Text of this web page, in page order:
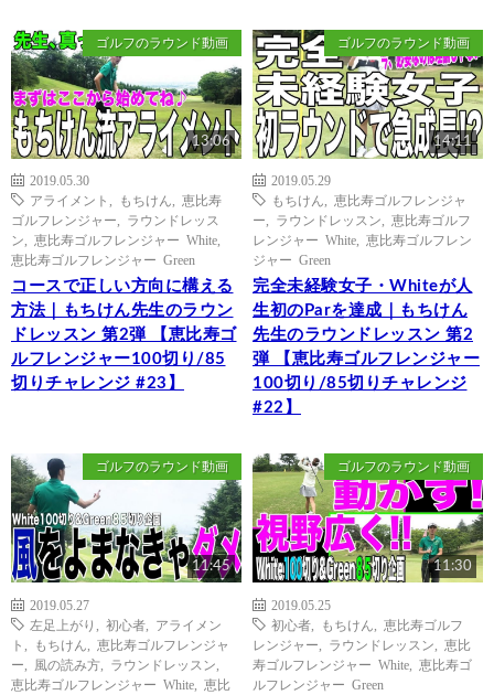
ゴルフのラウンド動画
13:06
2019.05.30
アライメント
もちけん
恵比寿
ゴルフレンジャー
ラウンドレッス
ン
恵比寿ゴルフレンジャー White
恵比寿ゴルフレンジャー Green
コースで正しい方向に構える
方法｜もちけん先生のラウン
ドレッスン 第2弾 【恵比寿ゴ
ルフレンジャー100切り/85
切りチャレンジ #23】
ゴルフのラウンド動画
14:11
2019.05.29
もちけん
恵比寿ゴルフレンジャ
ー
ラウンドレッスン
恵比寿ゴルフ
レンジャー White
恵比寿ゴルフレン
ジャー Green
完全未経験女子・Whiteが人
生初のParを達成｜もちけん
先生のラウンドレッスン 第2
弾 【恵比寿ゴルフレンジャー
100切り/85切りチャレンジ
#22】
ゴルフのラウンド動画
11:45
2019.05.27
左足上がり
初心者
アライメン
ト
もちけん
恵比寿ゴルフレンジャ
ー
風の読み方 ラウンドレッスン
恵比寿ゴルフレンジャー White
恵比
ゴルフのラウンド動画
11:30
2019.05.25
初心者
もちけん
恵比寿ゴルフ
レンジャー
ラウンドレッスン
恵比
寿ゴルフレンジャー White
恵比寿ゴ
ルフレンジャー Green